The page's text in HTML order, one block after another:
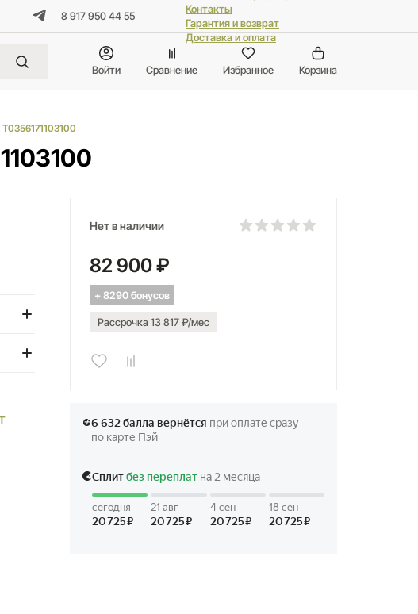
8 917 950 44 55
Контакты
Гарантия и возврат
Доставка и оплата
Войти Сравнение Избранное Корзина
T0356171103100
Нет в наличии
82 900 ₽
+ 8290 бонусов
Рассрочка 13 817 ₽/мес